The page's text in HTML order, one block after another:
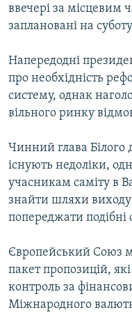
СВІТ
КИТАЙ.ВИКЛИКИ
МУЛЬТИМЕДІА
ФОТО
СПЕЦПРОЄКТИ
ПОДКАСТИ
КРИМ РЕАЛІЇ
РУС
УКР
КТАТ
ДОЛУЧАЙСЯ!
ввечері за місцевим
заплановані на
Напередодні
про необхідність
систему, однак
вільного ринку
Чинний глава Білого
існують недоліки,
учасникам саміту в
знайти шляхи
попереджати подібні
Європейський Союз
пакет пропозицій,
контроль за
Міжнародного